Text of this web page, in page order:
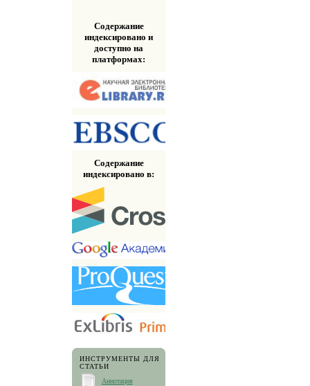
Содержание
индексировано и
доступно на
платформах:
Содержание
индексировано в:
ИНСТРУМЕНТЫ ДЛЯ
СТАТЬИ
Аннотация